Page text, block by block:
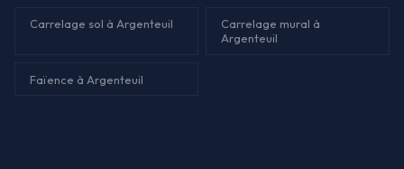
Carrelage sol à Argenteuil
Carrelage mural à
Argenteuil
Faïence à Argenteuil